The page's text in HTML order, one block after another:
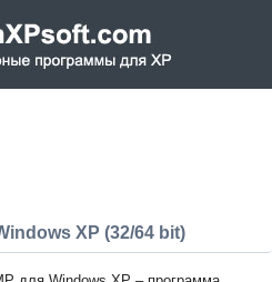
XP (32/64 bit)